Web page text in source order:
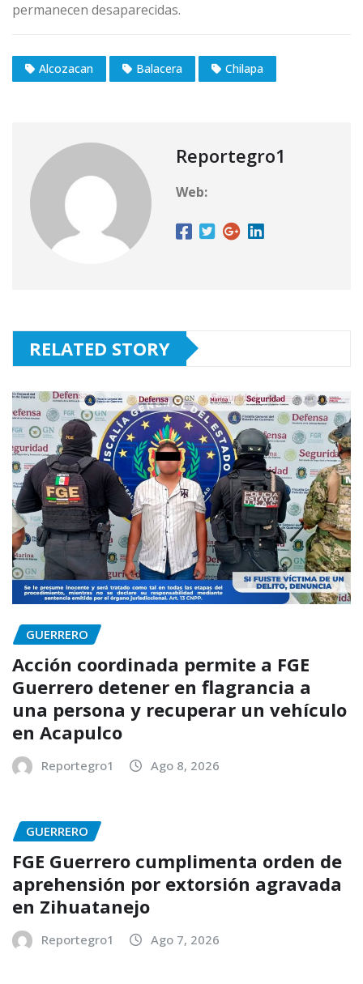
permanecen desaparecidas.
Alcozacan Balacera Chilapa
Reportegro1
Web:
RELATED STORY
GUERRERO
Acción coordinada permite a FGE
Guerrero detener en flagrancia a
una persona y recuperar un vehículo
en Acapulco
Reportegro1 Ago 8, 2026
GUERRERO
FGE Guerrero cumplimenta orden de
aprehensión por extorsión agravada
en Zihuatanejo
Reportegro1 Ago 7, 2026